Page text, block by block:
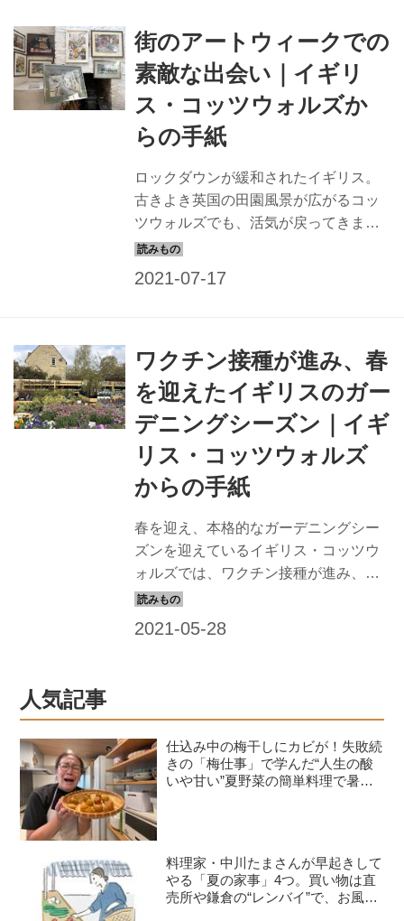
した。
街のアートウィークでの
素敵な出会い｜イギリ
ス・コッツウォルズか
らの手紙
ロックダウンが緩和されたイギリス。
古きよき英国の田園風景が広がるコッ
ツウォルズでも、活気が戻ってきまし
た。そんななかで再開された、街のア
ワクチン接種が進み、春
を迎えたイギリスのガー
デニングシーズン｜イギ
リス・コッツウォルズ
からの手紙
春を迎え、本格的なガーデニングシー
ズンを迎えているイギリス・コッツウ
ォルズでは、ワクチン接種が進み、飲
食店の屋外での飲食が許されるなど、
人気記事
仕込み中の梅干しにカビが！失敗続
きの「梅仕事」で学んだ“人生の酸
いや甘い”夏野菜の簡単料理で暑さ
料理家・中川たまさんが早起きして
やる「夏の家事」4つ。買い物は直
売所や鎌倉の“レンバイ”で、お風呂